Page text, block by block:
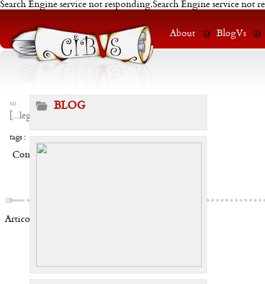
Search Engine service not responding.Search Engine service not
About BlogVs
su
...leggi
tags :
Condividi:
Articoli correlati:
BLOG